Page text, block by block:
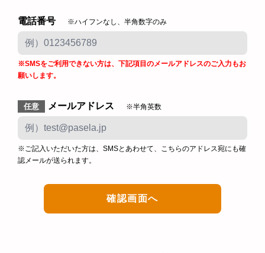
電話番号 ※ハイフンなし、半角数字のみ
※SMSをご利用できない方は、下記項目のメールアドレスのご入力もお
願いします。
任意 メールアドレス ※半角英数
※ご記入いただいた方は、SMSとあわせて、こちらのアドレス宛にも確
認メールが送られます。